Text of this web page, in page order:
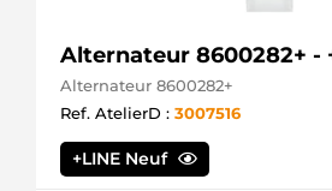
Alternateur 8600282+ -
Alternateur 8600282+
Ref. AtelierD : 3007516
+LINE Neuf